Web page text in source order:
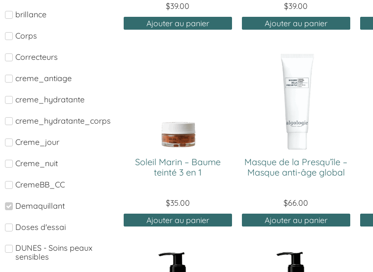
brillance
Corps
Correcteurs
creme_antiage
creme_hydratante
creme_hydratante_corps
Creme_jour
Creme_nuit
CremeBB_CC
Demaquillant
Doses d'essai
DUNES - Soins peaux
sensibles
$39.00
Ajouter au panier
$39.00
Ajouter au panier
Soleil Marin – Baume
teinté 3 en 1
$35.00
Ajouter au panier
Masque de la Presqu’île –
Masque anti-âge global
$66.00
Ajouter au panier